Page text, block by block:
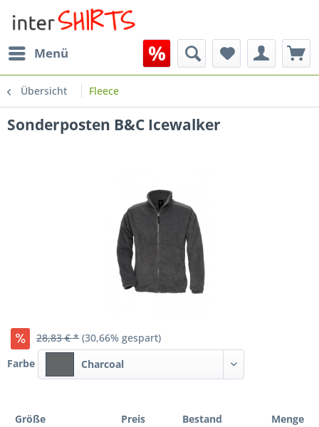
Menü
Übersicht Fleece
Sonderposten B&C Icewalker
28,83 € * (30,66% gespart)
Farbe
Charcoal
Größe Preis Bestand Menge